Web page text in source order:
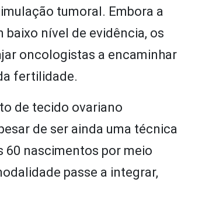
tumoral. Embora a
nível de evidência, os
oncologistas a encaminhar
fertilidade.
de tecido ovariano
de ser ainda uma técnica
60 nascimentos por meio
passe a integrar,